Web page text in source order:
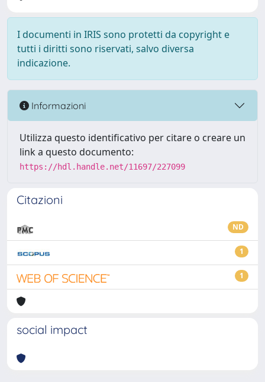
I documenti in IRIS sono protetti da copyright e
tutti i diritti sono riservati, salvo diversa
indicazione.
Informazioni
Utilizza questo identificativo per citare o creare un
link a questo documento:
https://hdl.handle.net/11697/227099
Citazioni
ND
1
1
social impact